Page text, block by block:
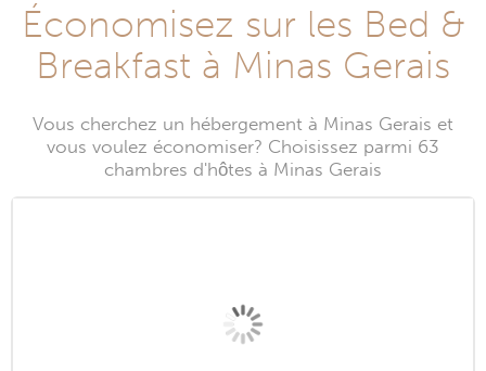
Économisez sur les Bed &
Breakfast à Minas Gerais
Vous cherchez un hébergement à Minas Gerais et
vous voulez économiser? Choisissez parmi 63
chambres d'hôtes à Minas Gerais